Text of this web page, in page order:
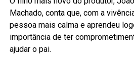
Machado, conta que, com a
pessoa mais calma e aprendeu
importância de ter
ajudar o pai.